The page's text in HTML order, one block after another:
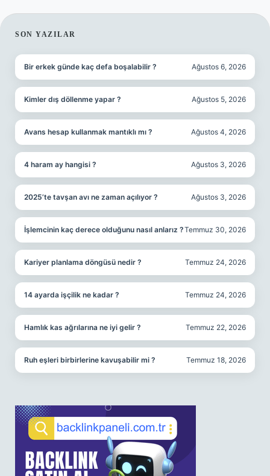
SIDEBAR
SON YAZILAR
Bir erkek günde kaç defa boşalabilir ? Ağustos 6, 2026
Kimler dış döllenme yapar ? Ağustos 5, 2026
Avans hesap kullanmak mantıklı mı ? Ağustos 4, 2026
4 haram ay hangisi ? Ağustos 3, 2026
2025’te tavşan avı ne zaman açılıyor ? Ağustos 3, 2026
İşlemcinin kaç derece olduğunu nasıl anlarız ?Temmuz 30, 2026
Kariyer planlama döngüsü nedir ? Temmuz 24, 2026
14 ayarda işçilik ne kadar ? Temmuz 24, 2026
Hamlık kas ağrılarına ne iyi gelir ? Temmuz 22, 2026
Ruh eşleri birbirlerine kavuşabilir mi ? Temmuz 18, 2026